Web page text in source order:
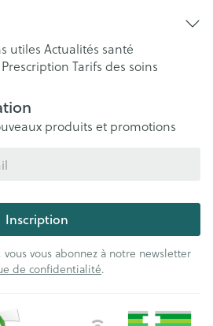
utiles Actualités santé
Prescription Tarifs des soins
produits et promotions
Inscription
vous abonnez à notre newsletter
de confidentialité.